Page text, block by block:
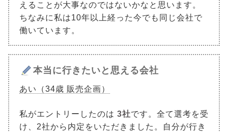
えることが大事なのではないかなと思います。
ちなみに私は10年以上経った今でも同じ会社で
働いています。
本当に行きたいと思える会社
あい（34歳 販売企画）
私がエントリーしたのは 3社です。全て選考を受
け、2社から内定をいただきました。自分が行き